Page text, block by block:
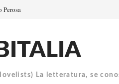
PerosaTerme
La letteratura, se